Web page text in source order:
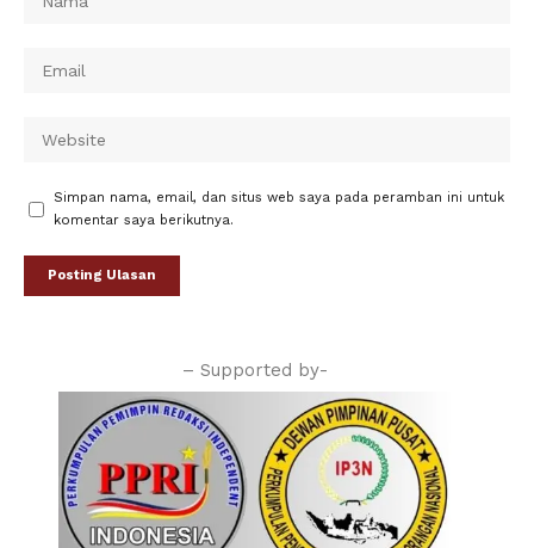
Simpan nama, email, dan situs web saya pada peramban ini untuk
komentar saya berikutnya.
– Supported by-